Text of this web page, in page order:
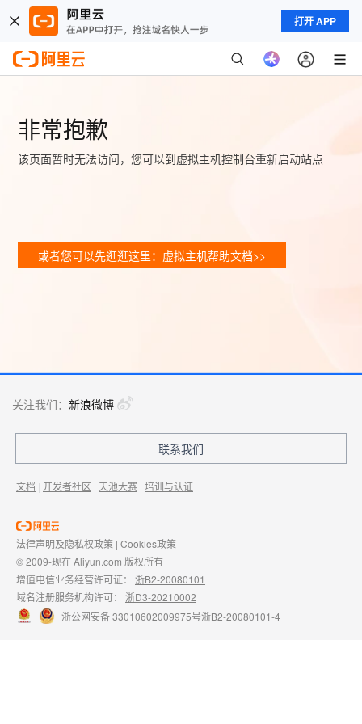
打开 APP
非常抱歉
该页面暂时无法访问，您可以到虚拟主机控制台重新启动站点
或者您可以先逛逛这里：虚拟主机帮助文档>>